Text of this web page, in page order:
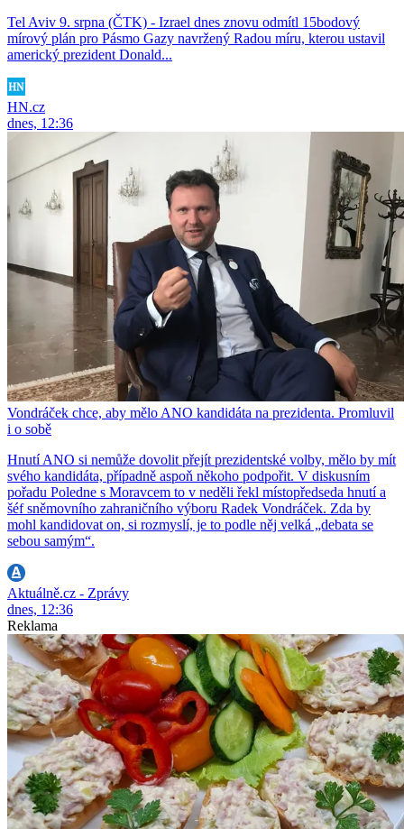
Tel Aviv 9. srpna (ČTK) - Izrael dnes znovu odmítl 15bodový
mírový plán pro Pásmo Gazy navržený Radou míru, kterou ustavil
americký prezident Donald...
HN.cz
dnes, 12:36
Vondráček chce, aby mělo ANO kandidáta na prezidenta. Promluvil
i o sobě
Hnutí ANO si nemůže dovolit přejít prezidentské volby, mělo by mít
svého kandidáta, případně aspoň někoho podpořit. V diskusním
pořadu Poledne s Moravcem to v neděli řekl místopředseda hnutí a
šéf sněmovního zahraničního výboru Radek Vondráček. Zda by
mohl kandidovat on, si rozmyslí, je to podle něj velká „debata se
sebou samým“.
Aktuálně.cz - Zprávy
dnes, 12:36
Reklama